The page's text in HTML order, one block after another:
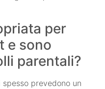
per
e sono
parentali?
prevedono un